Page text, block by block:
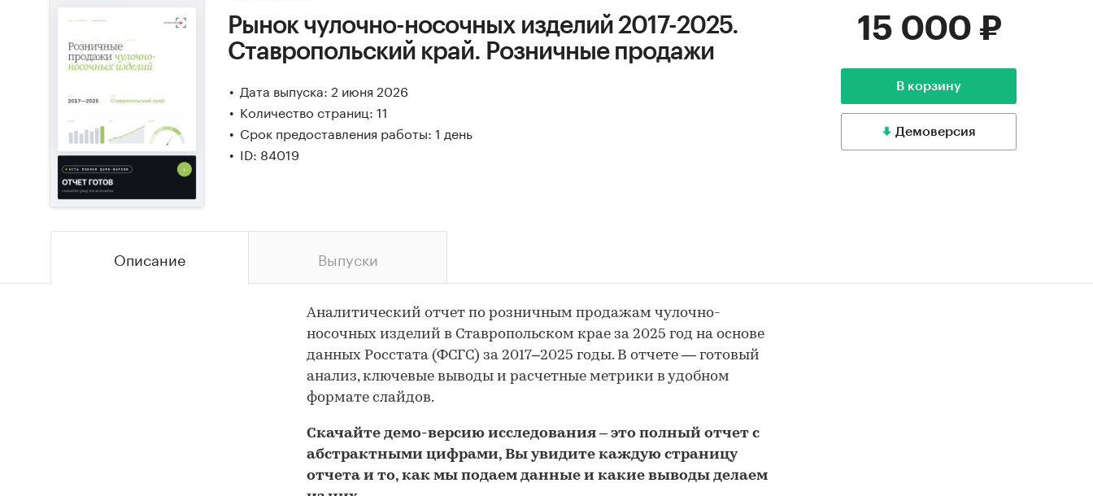
Рынок чулочно-носочных изделий 2017-2025.
Ставропольский край. Розничные продажи
Дата выпуска: 2 июня 2026
Количество страниц: 11
Срок предоставления работы: 1 день
ID: 84019
15 000 ₽
В корзину
Демоверсия
Описание Выпуски
Аналитический отчет по розничным продажам чулочно-
носочных изделий в Ставропольском крае за 2025 год на основе
данных Росстата (ФСГС) за 2017–2025 годы. В отчете — готовый
анализ, ключевые выводы и расчетные метрики в удобном
формате слайдов.
Скачайте демо-версию исследования – это полный отчет с
абстрактными цифрами, Вы увидите каждую страницу
отчета и то, как мы подаем данные и какие выводы делаем